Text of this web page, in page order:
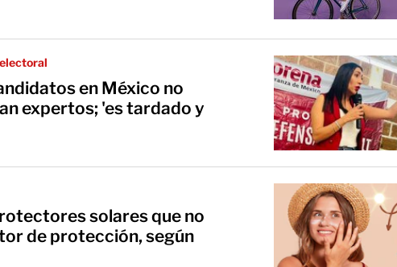
en México no
expertos; 'es tardado y
solares que no
de protección, según